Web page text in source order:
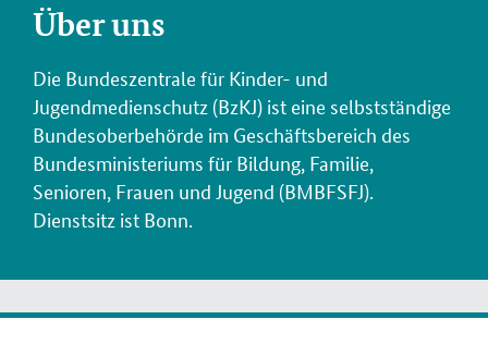
Über uns
Die Bundeszentrale für Kinder- und
Jugendmedienschutz (BzKJ) ist eine selbstständige
Bundesoberbehörde im Geschäftsbereich des
Bundesministeriums für Bildung, Familie,
Senioren, Frauen und Jugend (BMBFSFJ).
Dienstsitz ist Bonn.